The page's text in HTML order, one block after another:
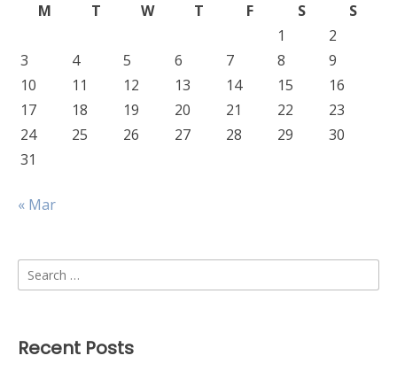
M
T W T F S
S
1
2
3
4 5 6 7 8
9
10
11 12 13 14 15
16
17
18 19 20 21 22
23
24
25 26 27 28 29
30
31
« Mar
Search
for:
Recent Posts